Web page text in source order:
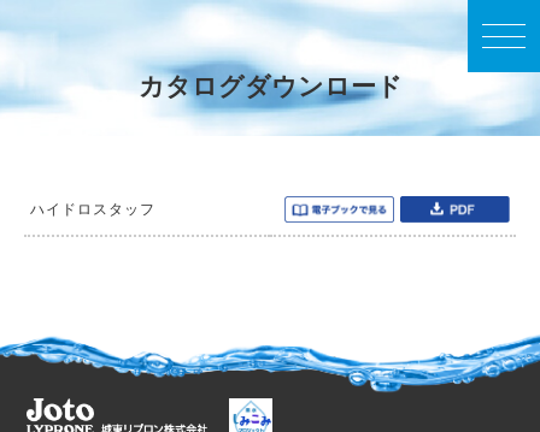
カタログダウンロード
ハイドロスタッフ